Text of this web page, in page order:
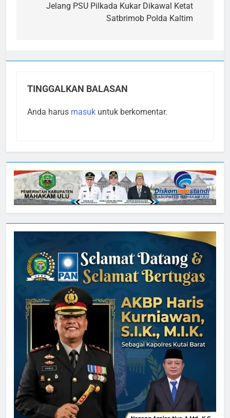
posJelang PSU Pilkada Kukar Dikawal Ketat
Satbrimob Polda Kaltim
TINGGALKAN BALASAN
Anda harus masuk untuk berkomentar.